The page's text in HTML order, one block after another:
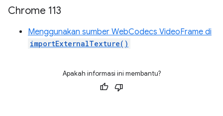
Chrome 113
Menggunakan sumber WebCodecs VideoFrame di
importExternalTexture()
Apakah informasi ini membantu?